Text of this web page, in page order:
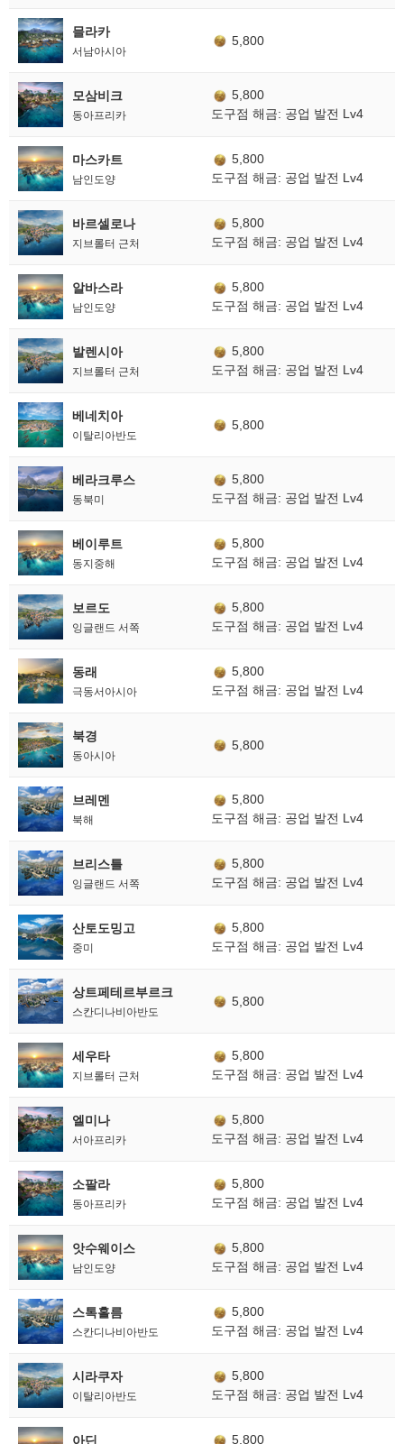
믈라카
서남아시아
5,800
모삼비크
동아프리카
5,800
도구점 해금: 공업 발전 Lv4
마스카트
남인도양
5,800
도구점 해금: 공업 발전 Lv4
바르셀로나
지브롤터 근처
5,800
도구점 해금: 공업 발전 Lv4
알바스라
남인도양
5,800
도구점 해금: 공업 발전 Lv4
발렌시아
지브롤터 근처
5,800
도구점 해금: 공업 발전 Lv4
베네치아
이탈리아반도
5,800
베라크루스
동북미
5,800
도구점 해금: 공업 발전 Lv4
베이루트
동지중해
5,800
도구점 해금: 공업 발전 Lv4
보르도
잉글랜드 서쪽
5,800
도구점 해금: 공업 발전 Lv4
동래
극동서아시아
5,800
도구점 해금: 공업 발전 Lv4
북경
동아시아
5,800
브레멘
북해
5,800
도구점 해금: 공업 발전 Lv4
브리스틀
잉글랜드 서쪽
5,800
도구점 해금: 공업 발전 Lv4
산토도밍고
중미
5,800
도구점 해금: 공업 발전 Lv4
상트페테르부르크
스칸디나비아반도
5,800
세우타
지브롤터 근처
5,800
도구점 해금: 공업 발전 Lv4
엘미나
서아프리카
5,800
도구점 해금: 공업 발전 Lv4
소팔라
동아프리카
5,800
도구점 해금: 공업 발전 Lv4
앗수웨이스
남인도양
5,800
도구점 해금: 공업 발전 Lv4
스톡홀름
스칸디나비아반도
5,800
도구점 해금: 공업 발전 Lv4
시라쿠자
이탈리아반도
5,800
도구점 해금: 공업 발전 Lv4
아딘 5,800